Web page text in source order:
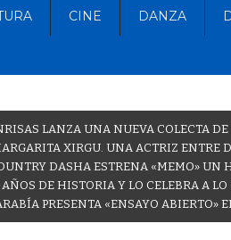
CINE DANZA
LANZA UNA NUEVA COLECTA DE
XIRGU. UNA ACTRIZ ENTRE
DASHA ESTRENA «MEMO» UN
DE HISTORIA Y LO CELEBRA A LO
PRESENTA «ENSAYO ABIERTO»